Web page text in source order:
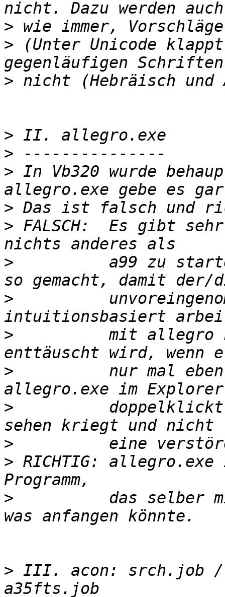
>
> (Unter Unicode
>
>
>
> In Vb320 wurde
>
> FALSCH:  Es gibt
>
a99 zu
>
>
mit allegro
>
nur mal
>
>
> RICHTIG:
>
das selber
> III. acon: srch.job /